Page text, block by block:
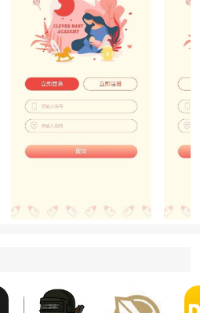
，让孩子可以随时随地学习，
有趣。
情况和课程完成状态，及时了
引导和激励。